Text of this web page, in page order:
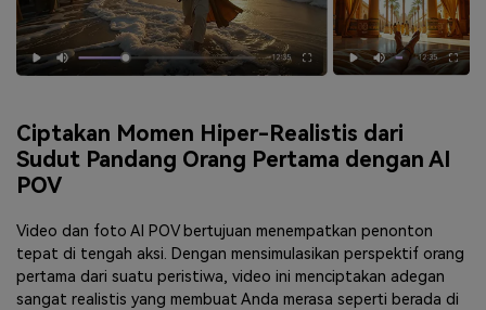
Ciptakan Momen Hiper-Realistis dari
Sudut Pandang Orang Pertama dengan AI
POV
Video dan foto AI POV bertujuan menempatkan penonton
tepat di tengah aksi. Dengan mensimulasikan perspektif orang
pertama dari suatu peristiwa, video ini menciptakan adegan
sangat realistis yang membuat Anda merasa seperti berada di